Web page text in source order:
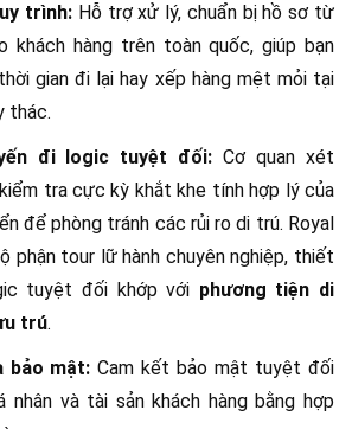
trình:Hỗ trợ xử lý, chuẩn bị hồ sơ từ
khách hàng trên toàn quốc, giúp bạn
gian đi lại hay xếp hàng mệt mỏi tại
thác.
đi logic tuyệt đối: Cơ quan xét
tra cực kỳ khắt khe tính hợp lý của
để phòng tránh các rủi ro di trú. Royal
phận tour lữ hành chuyên nghiệp, thiết
tuyệt đối khớp với phương tiện di
trú.
bảo mật: Cam kết bảo mật tuyệt đối
nhân và tài sản khách hàng bằng hợp